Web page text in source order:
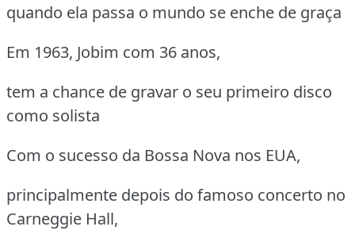
quando ela passa o mundo se enche de graça
Em 1963, Jobim com 36 anos,
tem a chance de gravar o seu primeiro disco
como solista
Com o sucesso da Bossa Nova nos EUA,
principalmente depois do famoso concerto no
Carneggie Hall,